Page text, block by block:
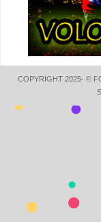
COPYRIGHT 2025- ©